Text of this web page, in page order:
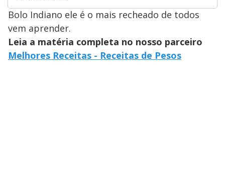
Bolo Indiano ele é o mais recheado de todos
vem aprender.
Leia a matéria completa no nosso parceiro
Melhores Receitas - Receitas de Pesos